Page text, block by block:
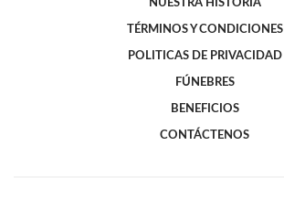
NUESTRA HISTORIA
TÉRMINOS Y CONDICIONES
POLITICAS DE PRIVACIDAD
FÚNEBRES
BENEFICIOS
CONTÁCTENOS